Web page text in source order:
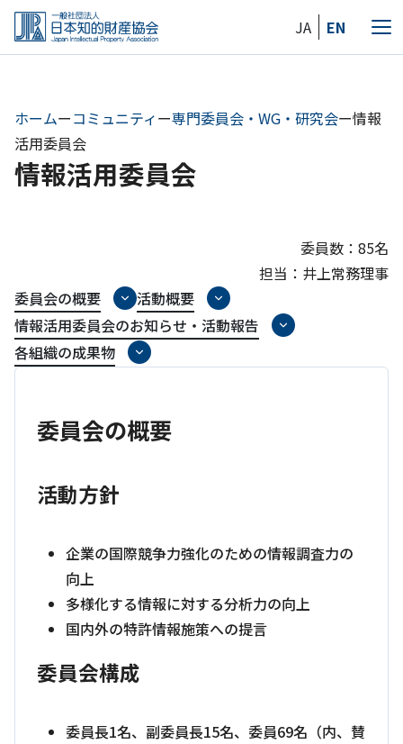
Skip
the
JA EN
メ
ー
ホームーコミュニティー専門委員会・WG・研究会ー情報
活用委員会
情報活用委員会
委員数：85名
担当：井上常務理事
委員会の概要
活動概要
情報活用委員会のお知らせ・活動報告
各組織の成果物
委員会の概要
活動方針
企業の国際競争力強化のための情報調査力の
向上
多様化する情報に対する分析力の向上
国内外の特許情報施策への提言
委員会構成
委員長1名、副委員長15名、委員69名（内、賛